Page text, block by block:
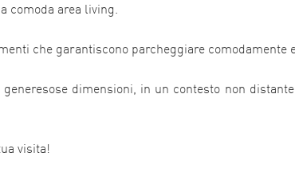
comoda area living.
che garantiscono parcheggiare comodamente
dimensioni, in un contesto non
visita!